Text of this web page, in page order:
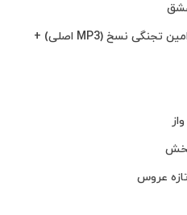
عشق
دانلود آهنگ مسعود جلیلیان و رامین تجنگی نسخ (MP3 اصلی) +
عروس